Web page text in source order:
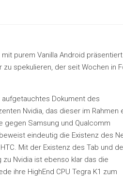
purem Vanilla Android präsentiert
spekulieren, der seit Wochen in
aufgetauchtes Dokument des
Nvidia, das dieser im Rahmen
gegen Samsung und Qualcomm
eindeutig die Existenz des
Mit der Existenz des Tab und
zu Nvidia ist ebenso klar das die
ihre HighEnd CPU Tegra K1 zum